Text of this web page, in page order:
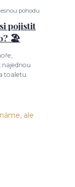
pohodu
pojistit
🏖️
toaletu.